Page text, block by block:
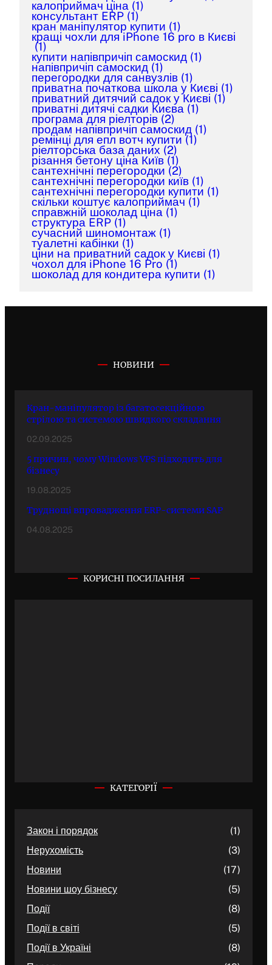
калоприймач ціна (1)
консультант ERP (1)
кран маніпулятор купити (1)
кращі чохли для iPhone 16 pro в Києві
(1)
купити напівпричіп самоскид (1)
напівпричіп самоскид (1)
перегородки для санвузлів (1)
приватна початкова школа у Києві (1)
приватний дитячий садок у Києві (1)
приватні дитячі садки Києва (1)
програма для ріелторів (2)
продам напівпричіп самоскид (1)
ремінці для епл вотч купити (1)
ріелторська база даних (2)
різання бетону ціна Київ (1)
сантехнічні перегородки (2)
сантехнічні перегородки київ (1)
сантехнічні перегородки купити (1)
скільки коштує калоприймач (1)
справжній шоколад ціна (1)
структура ERP (1)
сучасний шиномонтаж (1)
туалетні кабінки (1)
ціни на приватний садок у Києві (1)
чохол для iPhone 16 Pro (1)
шоколад для кондитера купити (1)
НОВИНИ
Кран-маніпулятор із багатосекційною
стрілою та системою швидкого складання
02.09.2025
5 причин, чому Windows VPS підходить для
бізнесу
19.08.2025
Труднощі впровадження ERP-системи SAP
04.08.2025
КОРИСНІ ПОСИЛАННЯ
КАТЕГОРІЇ
Закон і порядок
(1)
Нерухомість
(3)
Новини
(17)
Новини шоу бізнесу
(5)
Події
(8)
Події в світі
(5)
Події в Україні
(8)